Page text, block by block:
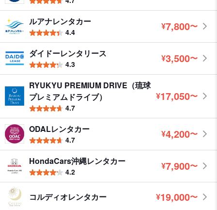
ルアナレンタカー
4.4
¥7,800 円
〜
ダイドーレンタリース
4.3
¥3,500 円
〜
RYUKYU PREMIUM DRIVE（琉球
プレミアムドライブ）
4.7
¥17,050 円
〜
ODALレンタカー
4.7
¥4,200 円
〜
HondaCars沖縄レンタカー
4.2
¥7,900 円
〜
コルディオレンタカー ¥19,000 円
〜